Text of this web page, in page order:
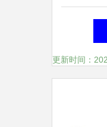
识
更新时间：